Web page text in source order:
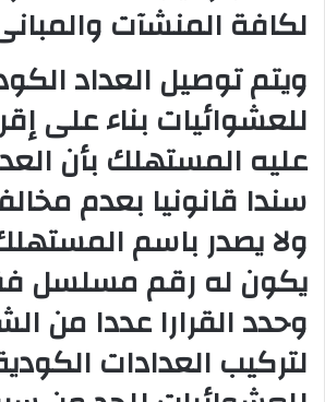
لكافة المنشآت
ويتم توصيل العداد
للعشوائيات بناء على
عليه المستهلك بأن
سندا قانونيا بعدم
ولا يصدر باسم
يكون له رقم مسلسل
وحدد القرارا عددا من
لتركيب العدادات